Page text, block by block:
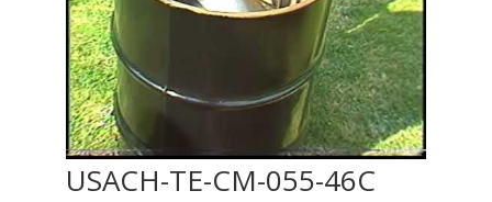
USACH-TE-CM-055-46C